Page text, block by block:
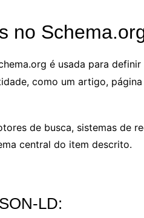
no
é usada para
como um artigo,
de busca, sistemas de
central do item descrito.
LD: